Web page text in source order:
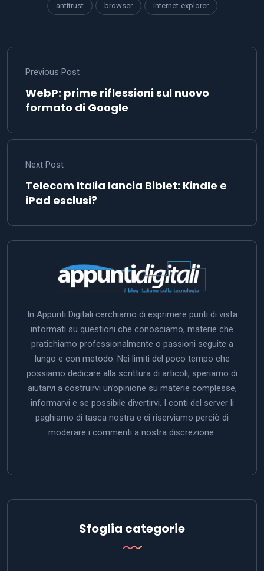
antitrust browser internet-explorer
Previous Post
WebP: prime riflessioni sul nuovo
formato di Google
Next Post
Telecom Italia lancia Biblet: Kindle e
iPad esclusi?
In Appunti Digitali cerchiamo di esprimere punti di vista
informati su questioni che conosciamo, materie che
pratichiamo professionalmente o passioni seguite a
lungo e con metodo. Nei limiti del poco tempo che
possiamo dedicare alla scrittura di articoli, speriamo di
aiutarvi a costruirvi un’opinione su materie complesse,
informarvi e se possibile divertirvi. I conti del server li
paghiamo di tasca nostra e ci riserviamo perciò di
moderare i commenti a nostra discrezione.
Sfoglia categorie